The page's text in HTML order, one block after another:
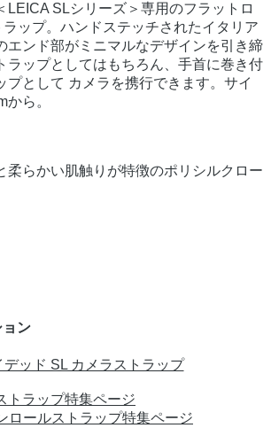
LEICA SLシリーズ＞専用のフラットロ
ップ。ハンドステッチされたイタリア
エンド部がミニマルなデザインを引き締
ラップとしてはもちろん、手首に巻き付
プとして カメラを携行できます。サイ
ら。
柔らかい肌触りが特徴のポリシルクロー
ン
デッド SL カメラストラップ
ロールストラップ特集ページ